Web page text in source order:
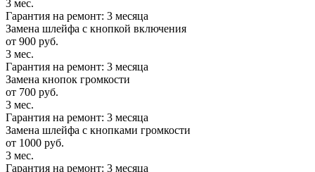
3 мес.
Гарантия на ремонт: 3 месяца
Замена шлейфа с кнопкой включения
от 900 руб.
3 мес.
Гарантия на ремонт: 3 месяца
Замена кнопок громкости
от 700 руб.
3 мес.
Гарантия на ремонт: 3 месяца
Замена шлейфа с кнопками громкости
от 1000 руб.
3 мес.
Гарантия на ремонт: 3 месяца